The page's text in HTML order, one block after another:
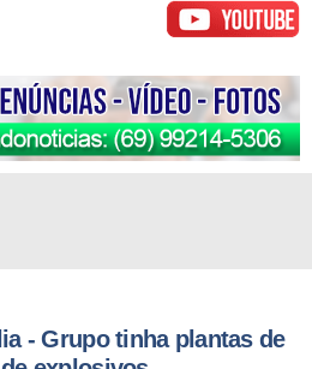
- Grupo tinha plantas de